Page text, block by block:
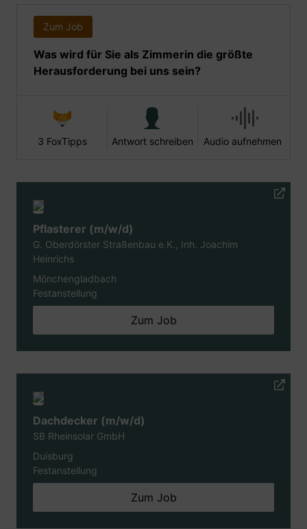
Zum Job
Was wird für Sie als Zimmerin die größte
Herausforderung bei uns sein?
3 FoxTipps Antwort schreiben Audio aufnehmen
Pflasterer (m/w/d)
G. Oberdörster Straßenbau e.K., Inh. Joachim
Heinrichs
Mönchengladbach
Festanstellung
Zum Job
Dachdecker (m/w/d)
SB Rheinsolar GmbH
Duisburg
Festanstellung
Zum Job